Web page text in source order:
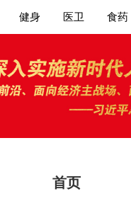
健身 医卫 食药
首页